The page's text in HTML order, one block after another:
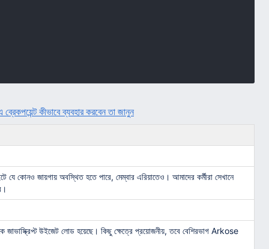
কীভাবে ব্যবহার করবেন তা জানুন
যে কোনও জায়গায় অবস্থিত হতে পারে, মেম্বার এরিয়াতেও। আমাদের কর্মীরা সেখানে
উইজেট লোড হয়েছে। কিছু ক্ষেত্রে প্রয়োজনীয়, তবে বেশিরভাগ Arkose